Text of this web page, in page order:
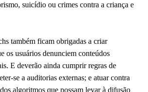
suicídio ou crimes contra a criança e
também ficam obrigadas a criar
os usuários denunciem conteúdos
E deverão ainda cumprir regras de
se a auditorias externas; e atuar contra
algoritmos que possam levar à difusão